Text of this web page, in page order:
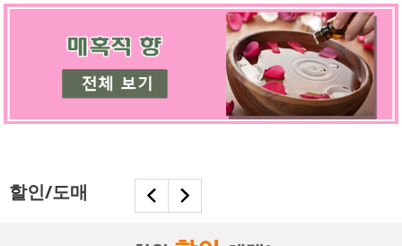
할인/도매